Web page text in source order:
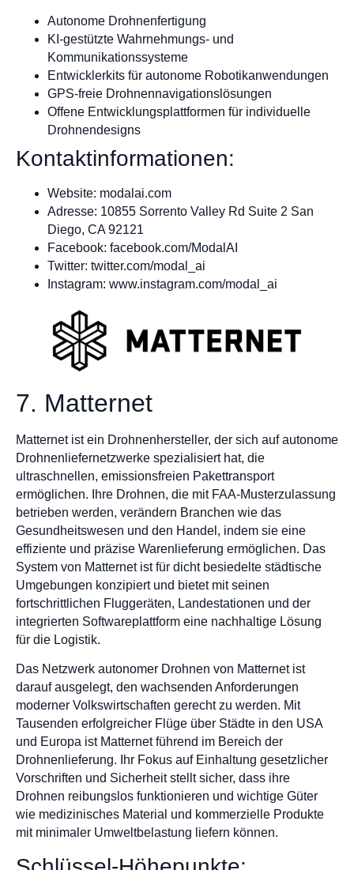
Autonome Drohnenfertigung
KI-gestützte Wahrnehmungs- und
Kommunikationssysteme
Entwicklerkits für autonome Robotikanwendungen
GPS-freie Drohnennavigationslösungen
Offene Entwicklungsplattformen für individuelle
Drohnendesigns
Kontaktinformationen:
Website: modalai.com
Adresse: 10855 Sorrento Valley Rd Suite 2 San
Diego, CA 92121
Facebook: facebook.com/ModalAI
Twitter: twitter.com/modal_ai
Instagram: www.instagram.com/modal_ai
7. Matternet
Matternet ist ein Drohnenhersteller, der sich auf autonome
Drohnenliefernetzwerke spezialisiert hat, die
ultraschnellen, emissionsfreien Pakettransport
ermöglichen. Ihre Drohnen, die mit FAA-Musterzulassung
betrieben werden, verändern Branchen wie das
Gesundheitswesen und den Handel, indem sie eine
effiziente und präzise Warenlieferung ermöglichen. Das
System von Matternet ist für dicht besiedelte städtische
Umgebungen konzipiert und bietet mit seinen
fortschrittlichen Fluggeräten, Landestationen und der
integrierten Softwareplattform eine nachhaltige Lösung
für die Logistik.
Das Netzwerk autonomer Drohnen von Matternet ist
darauf ausgelegt, den wachsenden Anforderungen
moderner Volkswirtschaften gerecht zu werden. Mit
Tausenden erfolgreicher Flüge über Städte in den USA
und Europa ist Matternet führend im Bereich der
Drohnenlieferung. Ihr Fokus auf Einhaltung gesetzlicher
Vorschriften und Sicherheit stellt sicher, dass ihre
Drohnen reibungslos funktionieren und wichtige Güter
wie medizinisches Material und kommerzielle Produkte
mit minimaler Umweltbelastung liefern können.